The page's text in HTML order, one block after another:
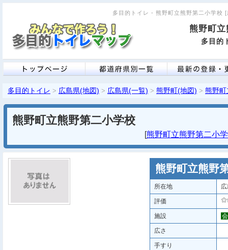
多目的トイレ - 熊野町立熊野第二小学校
熊野町
多目的
多目的トイレ > 広島県(地図) > 広島県(一覧) > 熊野町(地図) > 熊野
熊野町立熊野第二小学校
[熊野町立熊野第二小
熊野町立熊野
所在地
評価
施設 会
広さ
手すり